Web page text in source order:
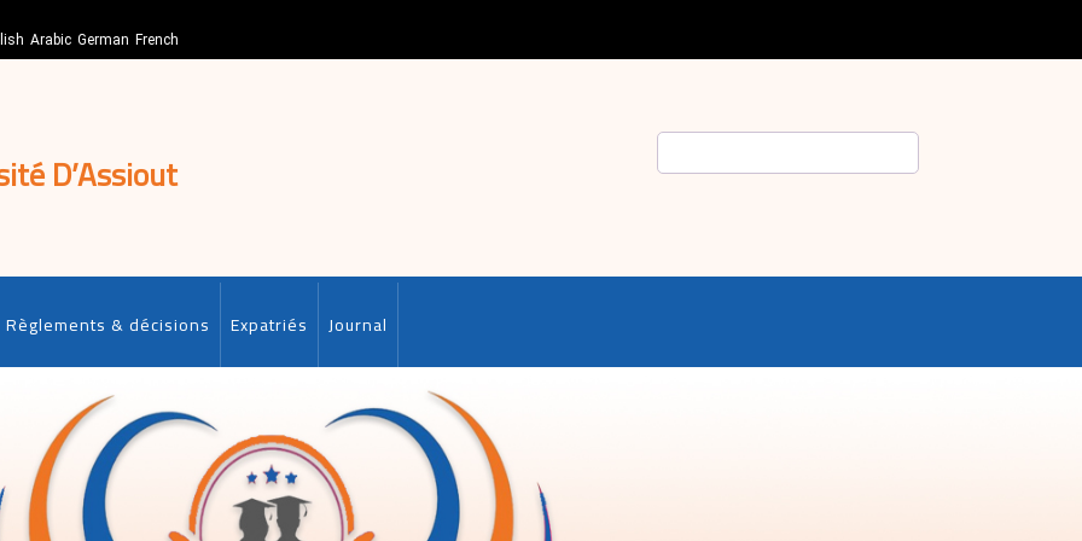
Arabic German French
D’Assiout
Règlements & décisions Expatriés Journal